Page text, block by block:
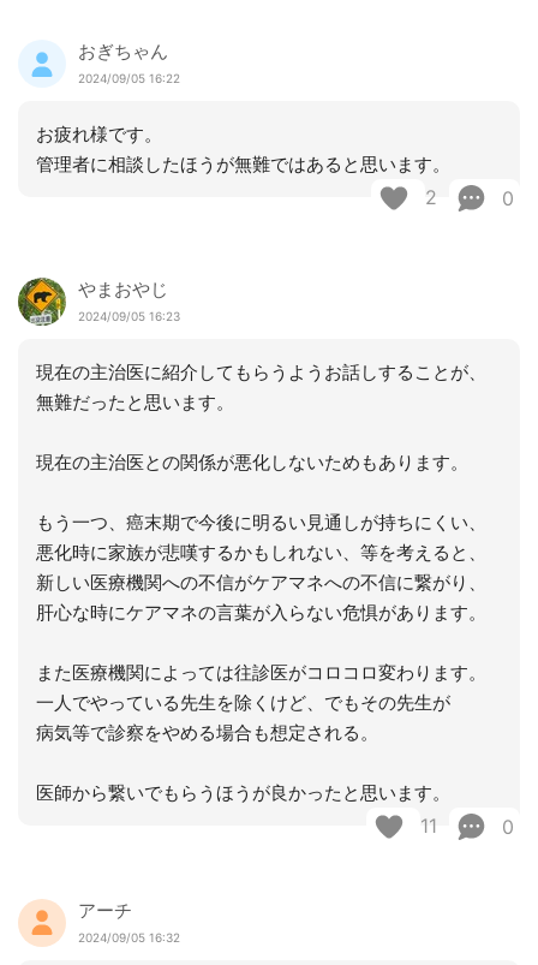
おぎちゃん
2024/09/05 16:22
お疲れ様です。
管理者に相談したほうが無難ではあると思います。
2 0
やまおやじ
2024/09/05 16:23
現在の主治医に紹介してもらうようお話しすることが、
無難だったと思います。
現在の主治医との関係が悪化しないためもあります。
もう一つ、癌末期で今後に明るい見通しが持ちにくい、
悪化時に家族が悲嘆するかもしれない、等を考えると、
新しい医療機関への不信がケアマネへの不信に繋がり、
肝心な時にケアマネの言葉が入らない危惧があります。
また医療機関によっては往診医がコロコロ変わります。
一人でやっている先生を除くけど、でもその先生が
病気等で診察をやめる場合も想定される。
医師から繋いでもらうほうが良かったと思います。
11 0
アーチ
2024/09/05 16:32